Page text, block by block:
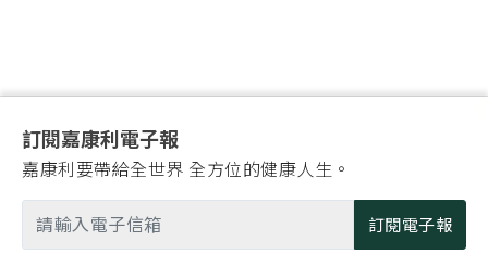
訂閱嘉康利電子報
嘉康利要帶給全世界 全方位的健康人生。
訂閱電子報